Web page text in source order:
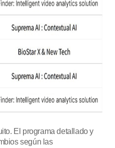
El programa detallado y
según las